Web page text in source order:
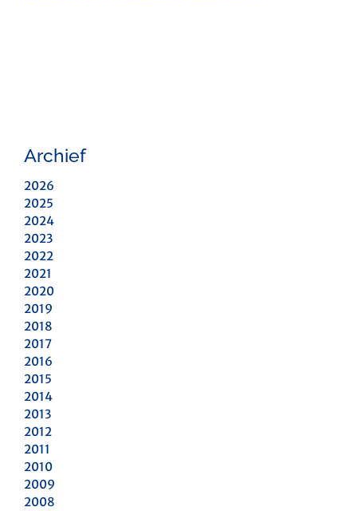
Archief
2026
2025
2024
2023
2022
2021
2020
2019
2018
2017
2016
2015
2014
2013
2012
2011
2010
2009
2008